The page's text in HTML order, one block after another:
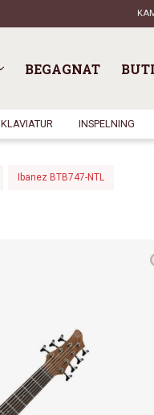
BEGAGNAT
KLAVIATUR INSPELNING
Ibanez BTB747-NTL